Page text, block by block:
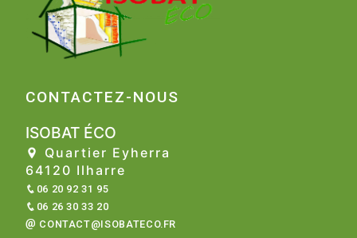
CONTACTEZ-NOUS
ISOBAT ÉCO
Quartier Eyherra
64120 Ilharre
06 20 92 31 95
06 26 30 33 20
CONTACT@ISOBATECO.FR